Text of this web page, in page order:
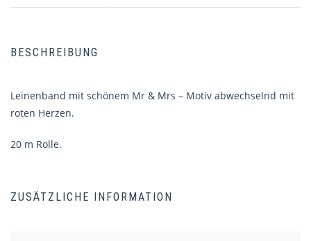
BESCHREIBUNG
Leinenband mit schönem Mr & Mrs – Motiv abwechselnd mit
roten Herzen.
20 m Rolle.
ZUSÄTZLICHE INFORMATION